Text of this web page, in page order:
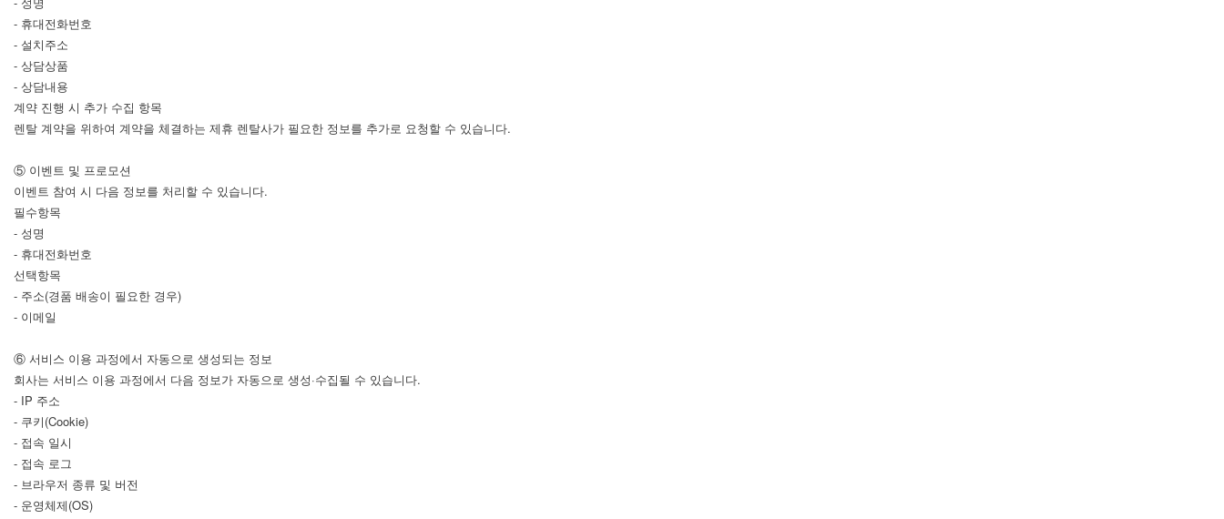
- 휴대전화번호
- 설치주소
- 상담상품
- 상담내용
계약 진행 시 추가 수집 항목
렌탈 계약을 위하여 계약을 체결하는 제휴 렌탈사가 필요한 정보를 추가로 요청할 수 있습니다.
⑤ 이벤트 및 프로모션
이벤트 참여 시 다음 정보를 처리할 수 있습니다.
필수항목
- 성명
- 휴대전화번호
선택항목
- 주소(경품 배송이 필요한 경우)
- 이메일
⑥ 서비스 이용 과정에서 자동으로 생성되는 정보
회사는 서비스 이용 과정에서 다음 정보가 자동으로 생성·수집될 수 있습니다.
- IP 주소
- 쿠키(Cookie)
- 접속 일시
- 접속 로그
- 브라우저 종류 및 버전
- 운영체제(OS)